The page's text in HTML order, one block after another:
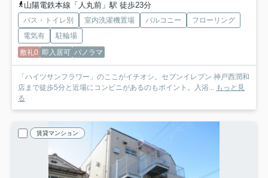
山陽電鉄本線「人丸前」駅 徒歩23分
バス・トイレ別 室内洗濯機置場 バルコニー
フローリング
電気有
駐輪場
敷礼0 即入居可 パノラマ
「ハイツサンフラワー」のここがイチオシ。セブンイレブン 神戸西潤和
店まで徒歩5分と近場にコンビニがあるのもポイント。入浴... もっと見
る
賃貸マンション